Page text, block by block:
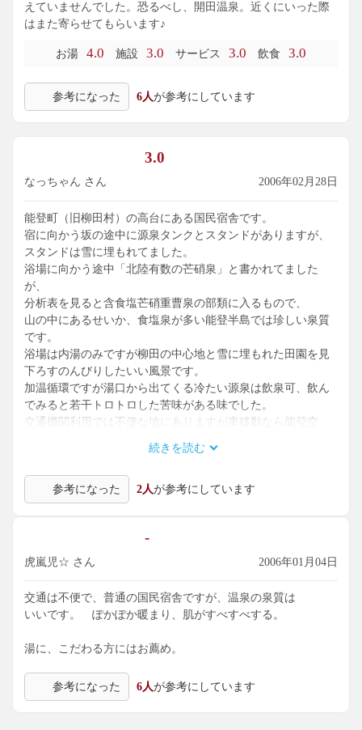
えていませんでした。恐るべし、開田温泉。近くにいった際
はまた寄らせてもらいます♪
お湯 4.0 施設 3.0 サービス 3.0 飲食 3.0
参考になった 6人が参考にしています
3.0
なっちゃん さん 2006年02月28日
能登町（旧柳田村）の高台にある国民宿舎です。
宿に向かう坂の途中に源泉タンクとスタンドがありますが、
スタンドは雪に埋もれてました。
浴場に向かう途中「北陸有数の芒硝泉」と書かれてました
が、
分析表を見ると含食塩芒硝重曹泉の部類に入るもので、
山の中にあるせいか、食塩泉が多い能登半島では珍しい泉質
です。
浴場は内湯のみですが柳田の中心地と雪に埋もれた田園を見
下ろすのんびりしたいい風景です。
加温循環ですが湯口から出てくる冷たい源泉は飲泉可、飲ん
でみると若干トロトロした苦味がある味でした。
交通機関利用では不便な地にありますが車移動なら能登空
奥能登観光の拠点としては有効、国民宿舎なので宿泊代も安
いです。
以前同エリア担当のライバル社の方が湯よし料理よしと、
しきりにここを勧めてくれてたのを思い出しました。
続きを読む
参考になった 2人が参考にしています
-
虎嵐児☆ さん 2006年01月04日
交通は不便で、普通の国民宿舎ですが、温泉の泉質は
いいです。 ぽかぽか暖まり、肌がすべすべする。
湯に、こだわる方にはお薦め。
参考になった 6人が参考にしています